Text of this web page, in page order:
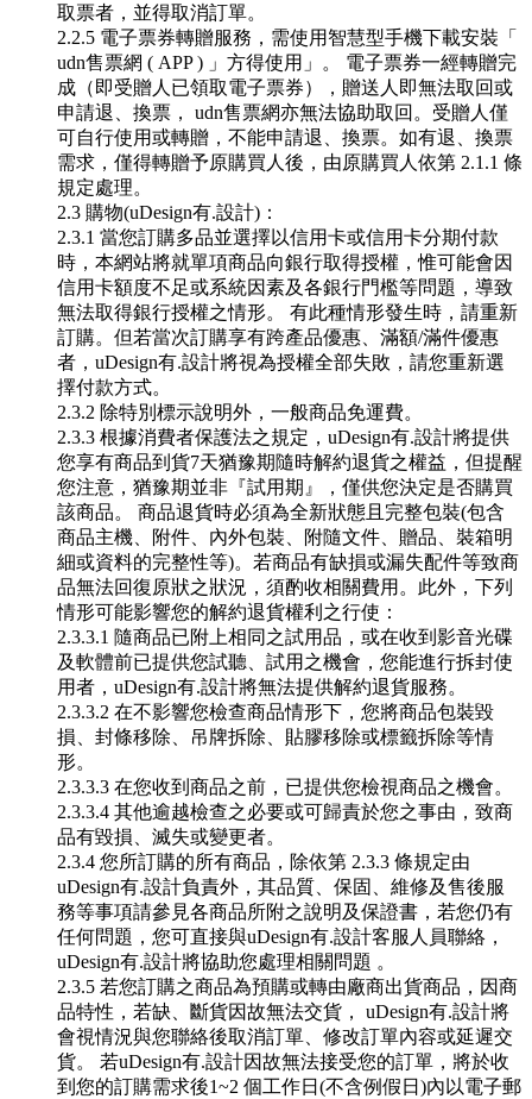
取票者，並得取消訂單。
2.2.5 電子票券轉贈服務，需使用智慧型手機下載安裝「
udn售票網 ( APP ) 」方得使用」。 電子票券一經轉贈完
成（即受贈人已領取電子票券），贈送人即無法取回或
申請退、換票， udn售票網亦無法協助取回。受贈人僅
可自行使用或轉贈，不能申請退、換票。如有退、換票
需求，僅得轉贈予原購買人後，由原購買人依第 2.1.1 條
規定處理。
2.3 購物(uDesign有.設計)：
2.3.1 當您訂購多品並選擇以信用卡或信用卡分期付款
時，本網站將就單項商品向銀行取得授權，惟可能會因
信用卡額度不足或系統因素及各銀行門檻等問題，導致
無法取得銀行授權之情形。 有此種情形發生時，請重新
訂購。但若當次訂購享有跨產品優惠、滿額/滿件優惠
者，uDesign有.設計將視為授權全部失敗，請您重新選
擇付款方式。
2.3.2 除特別標示說明外，一般商品免運費。
2.3.3 根據消費者保護法之規定，uDesign有.設計將提供
您享有商品到貨7天猶豫期隨時解約退貨之權益，但提醒
您注意，猶豫期並非『試用期』，僅供您決定是否購買
該商品。 商品退貨時必須為全新狀態且完整包裝(包含
商品主機、附件、內外包裝、附隨文件、贈品、裝箱明
細或資料的完整性等)。若商品有缺損或漏失配件等致商
品無法回復原狀之狀況，須酌收相關費用。此外，下列
情形可能影響您的解約退貨權利之行使：
2.3.3.1 隨商品已附上相同之試用品，或在收到影音光碟
及軟體前已提供您試聽、試用之機會，您能進行拆封使
用者，uDesign有.設計將無法提供解約退貨服務。
2.3.3.2 在不影響您檢查商品情形下，您將商品包裝毀
損、封條移除、吊牌拆除、貼膠移除或標籤拆除等情
形。
2.3.3.3 在您收到商品之前，已提供您檢視商品之機會。
2.3.3.4 其他逾越檢查之必要或可歸責於您之事由，致商
品有毀損、滅失或變更者。
2.3.4 您所訂購的所有商品，除依第 2.3.3 條規定由
uDesign有.設計負責外，其品質、保固、維修及售後服
務等事項請參見各商品所附之說明及保證書，若您仍有
任何問題，您可直接與uDesign有.設計客服人員聯絡，
uDesign有.設計將協助您處理相關問題 。
2.3.5 若您訂購之商品為預購或轉由廠商出貨商品，因商
品特性，若缺、斷貨因故無法交貨， uDesign有.設計將
會視情況與您聯絡後取消訂單、修改訂單內容或延遲交
貨。 若uDesign有.設計因故無法接受您的訂單，將於收
到您的訂購需求後1~2 個工作日(不含例假日)內以電子郵